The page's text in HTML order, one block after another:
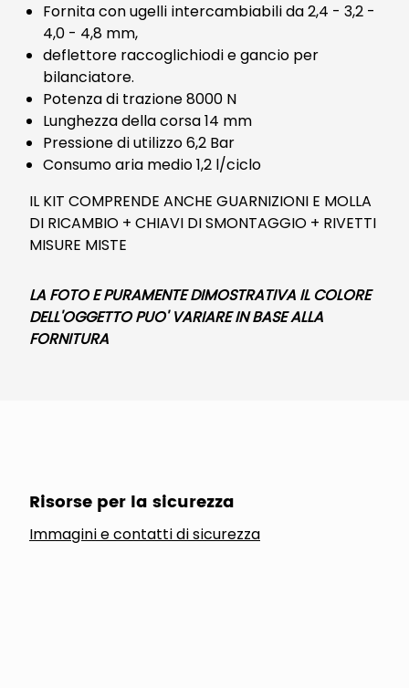
Fornita con ugelli intercambiabili da 2,4 - 3,2 -
4,0 - 4,8 mm,
deflettore raccoglichiodi e gancio per
bilanciatore.
Potenza di trazione 8000 N
Lunghezza della corsa 14 mm
Pressione di utilizzo 6,2 Bar
Consumo aria medio 1,2 l/ciclo
IL KIT COMPRENDE ANCHE GUARNIZIONI E MOLLA
DI RICAMBIO + CHIAVI DI SMONTAGGIO + RIVETTI
MISURE MISTE
LA FOTO E PURAMENTE DIMOSTRATIVA IL COLORE
DELL'OGGETTO PUO' VARIARE IN BASE ALLA
FORNITURA
Risorse per la sicurezza
Immagini e contatti di sicurezza